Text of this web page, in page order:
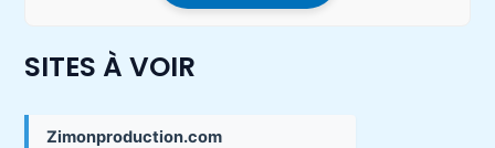
SITES À VOIR
Zimonproduction.com